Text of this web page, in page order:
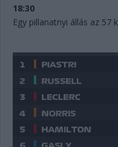
18:30
Egy pillanatnyi állás az 57